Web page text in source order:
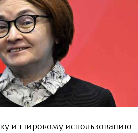
и широкому использованию